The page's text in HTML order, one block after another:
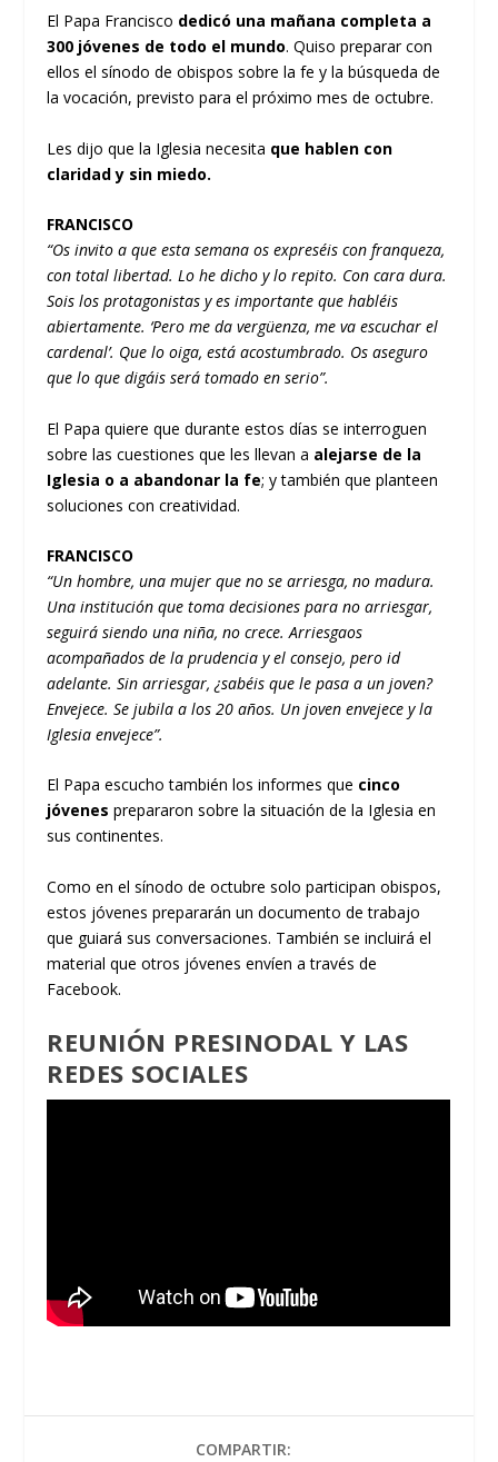
El Papa Francisco dedicó una mañana completa a
300 jóvenes de todo el mundo. Quiso preparar con
ellos el sínodo de obispos sobre la fe y la búsqueda de
la vocación, previsto para el próximo mes de octubre.
Les dijo que la Iglesia necesita que hablen con
claridad y sin miedo.
FRANCISCO
“Os invito a que esta semana os expreséis con franqueza,
con total libertad. Lo he dicho y lo repito. Con cara dura.
Sois los protagonistas y es importante que habléis
abiertamente. ‘Pero me da vergüenza, me va escuchar el
cardenal’. Que lo oiga, está acostumbrado. Os aseguro
que lo que digáis será tomado en serio”.
El Papa quiere que durante estos días se interroguen
sobre las cuestiones que les llevan a alejarse de la
Iglesia o a abandonar la fe; y también que planteen
soluciones con creatividad.
FRANCISCO
“Un hombre, una mujer que no se arriesga, no madura.
Una institución que toma decisiones para no arriesgar,
seguirá siendo una niña, no crece. Arriesgaos
acompañados de la prudencia y el consejo, pero id
adelante. Sin arriesgar, ¿sabéis que le pasa a un joven?
Envejece. Se jubila a los 20 años. Un joven envejece y la
Iglesia envejece”.
El Papa escucho también los informes que cinco
jóvenesprepararon sobre la situación de la Iglesia en
sus continentes.
Como en el sínodo de octubre solo participan obispos,
estos jóvenes prepararán un documento de trabajo
que guiará sus conversaciones. También se incluirá el
material que otros jóvenes envíen a través de
Facebook.
REUNIÓN PRESINODAL Y LAS
REDES SOCIALES
COMPARTIR: